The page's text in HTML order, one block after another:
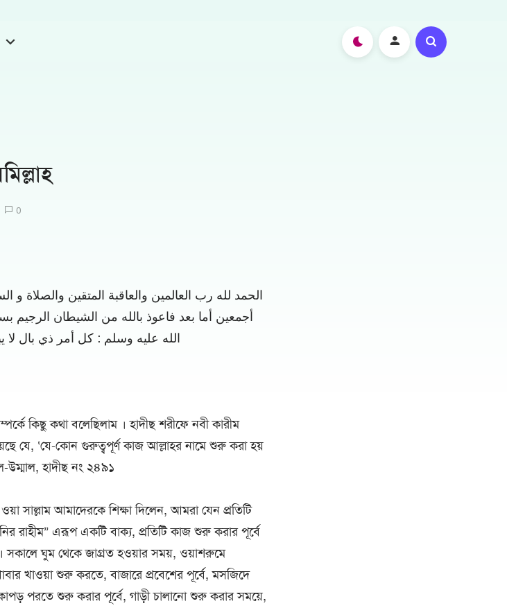
0
الحمد لله رب العالمين والعاقبة المتقين والصلاة
أجمعين أما بعد فاعوذ بالله من الشيطان الرجيم
الله عليه وسلم : كل أمر ذي بال لا
কিছু কথা বলেছিলাম । হাদীছ শরীফে নবী কারীম
যে, ‘যে-কোন গুরুত্বপূর্ণ কাজ আল্লাহর নামে শুরু করা হয়
উম্মাল, হাদীছ নং ২৪৯১
ওয়া সাল্লাম আমাদেরকে শিক্ষা দিলেন, আমরা যেন প্রতিটি
রাহীম” এরূপ একটি বাক্য, প্রতিটি কাজ শুরু করার পূর্বে
সকালে ঘুম থেকে জাগ্রত হওয়ার সময়, ওয়াশরুমে
খাওয়া শুরু করতে, বাজারে প্রবেশের পূর্বে, মসজিদে
পরতে শুরু করার পূর্বে, গাড়ী চালানো শুরু করার সময়ে,